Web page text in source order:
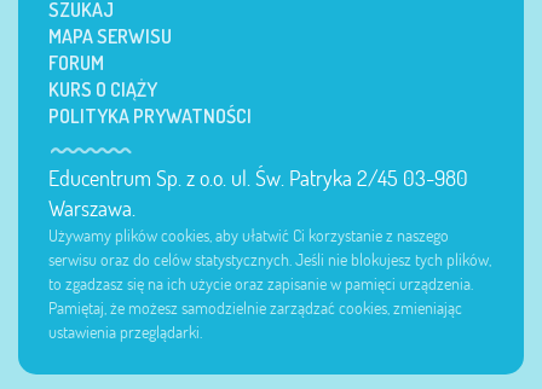
SZUKAJ
MAPA SERWISU
FORUM
KURS O CIĄŻY
POLITYKA PRYWATNOŚCI
Educentrum Sp. z o.o. ul. Św. Patryka 2/45 03-980
Warszawa.
Używamy plików cookies, aby ułatwić Ci korzystanie z naszego
serwisu oraz do celów statystycznych. Jeśli nie blokujesz tych plików,
to zgadzasz się na ich użycie oraz zapisanie w pamięci urządzenia.
Pamiętaj, że możesz samodzielnie zarządzać cookies, zmieniając
ustawienia przeglądarki.